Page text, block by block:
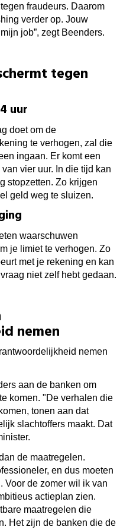
fraudeurs. Daarom
verder op. Jouw
job”, zegt Beenders.
tegen
uur
doet om de
te verhogen, zal die
ingaan. Er komt een
vier uur. In die tijd kan
stopzetten. Zo krijgen
geld weg te sluizen.
waarschuwen
je limiet te verhogen. Zo
met je rekening en kan
niet zelf hebt gedaan.
nemen
nemen
aan de banken om
komen. "De verhalen die
tonen aan dat
slachtoffers maakt. Dat
de maatregelen.
en dus moeten
Voor de zomer wil ik van
actieplan zien.
maatregelen die
Het zijn de banken die de